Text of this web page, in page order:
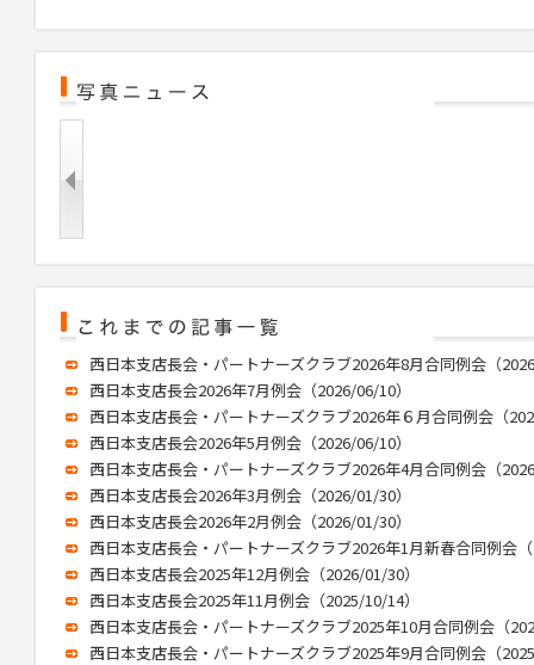
西日本支店長会・パートナーズクラブ2026年8月合同例会（
西日本支店長会2026年7月例会（2026/06/10）
西日本支店長会・パートナーズクラブ2026年６月合同例会（
西日本支店長会2026年5月例会（2026/06/10）
西日本支店長会・パートナーズクラブ2026年4月合同例会（
西日本支店長会2026年3月例会（2026/01/30）
西日本支店長会2026年2月例会（2026/01/30）
西日本支店長会・パートナーズクラブ2026年1月新春合同例会
西日本支店長会2025年12月例会（2026/01/30）
西日本支店長会2025年11月例会（2025/10/14）
西日本支店長会・パートナーズクラブ2025年10月合同例会（
西日本支店長会・パートナーズクラブ2025年9月合同例会（